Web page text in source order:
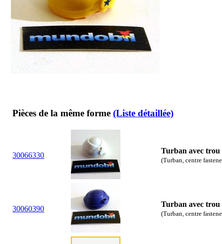
Pièces de la même forme(Liste détaillée)
30066330
Turban avec
(Turban, centre
30060390
Turban avec
(Turban, centre